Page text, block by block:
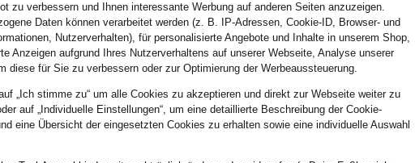
zu verbessern und Ihnen interessante Werbung auf anderen Seiten anzuzeigen.
Daten können verarbeitet werden (z. B. IP-Adressen, Cookie-ID, Browser- und
Nutzerverhalten), für personalisierte Angebote und Inhalte in unserem Shop,
Anzeigen aufgrund Ihres Nutzerverhaltens auf unserer Webseite, Analyse unserer
diese für Sie zu verbessern oder zur Optimierung der Werbeaussteuerung.
„Ich stimme zu“ um alle Cookies zu akzeptieren und direkt zur Webseite weiter zu
auf „Individuelle Einstellungen“, um eine detaillierte Beschreibung der Cookie-
eine Übersicht der eingesetzten Cookies zu erhalten sowie eine individuelle Auswahl